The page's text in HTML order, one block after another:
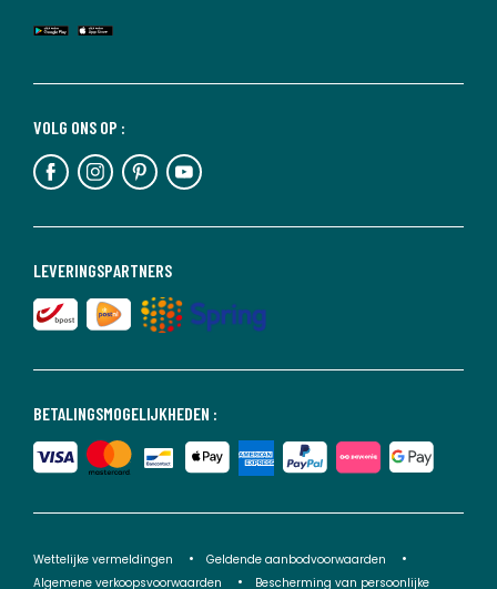
BETALINGSMOGELIJKHEDEN :
LEVERINGSPARTNERS
VOLG ONS OP :
Wettelijke vermeldingen
Geldende aanbodvoorwaarden
Algemene verkoopsvoorwaarden
Bescherming van persoonlijke